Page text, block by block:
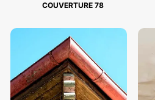
COUVERTURE 78